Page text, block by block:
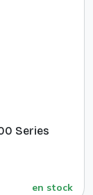
Series
en stock